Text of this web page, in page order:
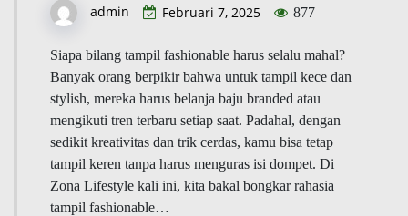
admin Februari 7, 2025 877
Siapa bilang tampil fashionable harus selalu mahal?
Banyak orang berpikir bahwa untuk tampil kece dan
stylish, mereka harus belanja baju branded atau
mengikuti tren terbaru setiap saat. Padahal, dengan
sedikit kreativitas dan trik cerdas, kamu bisa tetap
tampil keren tanpa harus menguras isi dompet. Di
Zona Lifestyle kali ini, kita bakal bongkar rahasia
tampil fashionable…